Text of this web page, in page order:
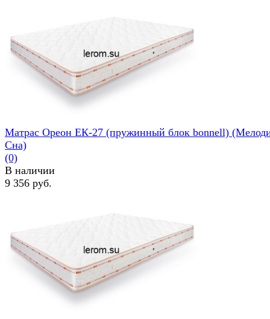
избранное сравнить
избранное сравнить
Матрас Ореон ЕК-27 (пружинный блок bonnell)
Сна)
(0)
В наличии
9 356 руб.